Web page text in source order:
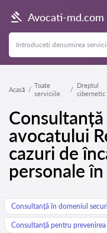
Avocati-md.com
Acasă
Toate
serviciile
Dreptul
cibernetic
avocatului
cazuri de
personale
Consultanță în domeniul
Consultanță pentru